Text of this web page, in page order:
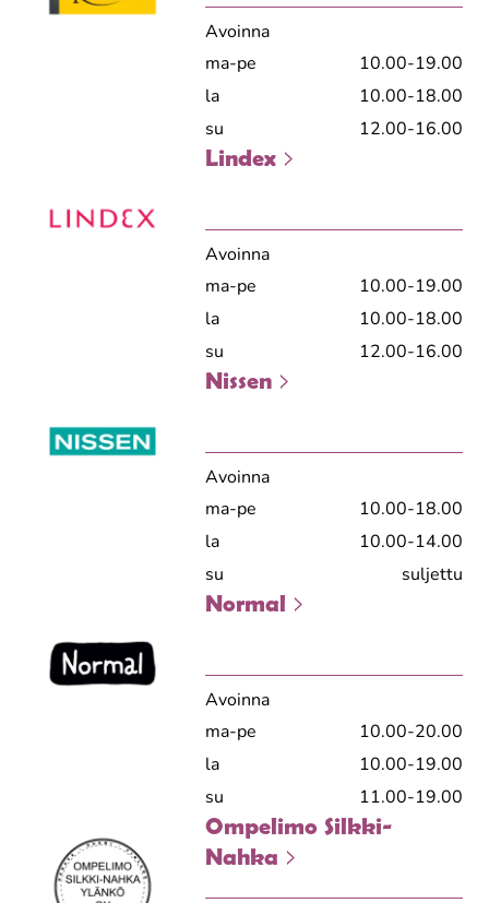
Avoinna
ma-pe
10.00-19.00
la
10.00-18.00
su
12.00-16.00
Lindex
Avoinna
ma-pe
10.00-19.00
la
10.00-18.00
su
12.00-16.00
Nissen
Avoinna
ma-pe
10.00-18.00
la
10.00-14.00
su
suljettu
Normal
Avoinna
ma-pe
10.00-20.00
la
10.00-19.00
su
11.00-19.00
Ompelimo Silkki-
Nahka